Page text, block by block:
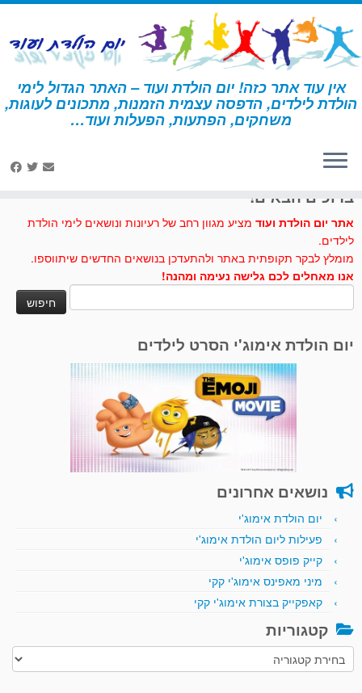
דלג
לתוכן
אין עוד אתר כזה! יום הולדת ועוד – האתר הגדול לימי
הולדת לילדים, הדפסה עצמית הזמנות, מתכונים לעוגות,
משחקים, הפתעות, הפעלות ועוד… דף הבית » מתכונים לעוגות וכיבוד » עוגת שוקולד בגביעי גלידה
ברוכים הבאים!
אתר יום הולדת ועוד מציע מגוון רחב של רעיונות ונושאים לימי הולדת
לילדים.
מומלץ לבקר תקופתית באתר ולהתעדכן בנושאים החדשים שיתווספו.
אנו מאחלים לכם גלישה נעימה ומהנה!
יום הולדת אימוג'י הסרט לילדים
נושאים אחרונים
יום הולדת אימוג'י
פעילות ליום הולדת אימוג'י
קייק פופס אימוג'י
מיני מאפינס אימוג'י קקי
קאפקייק בצורת אימוג'י קקי
קטגוריות
קטגוריות